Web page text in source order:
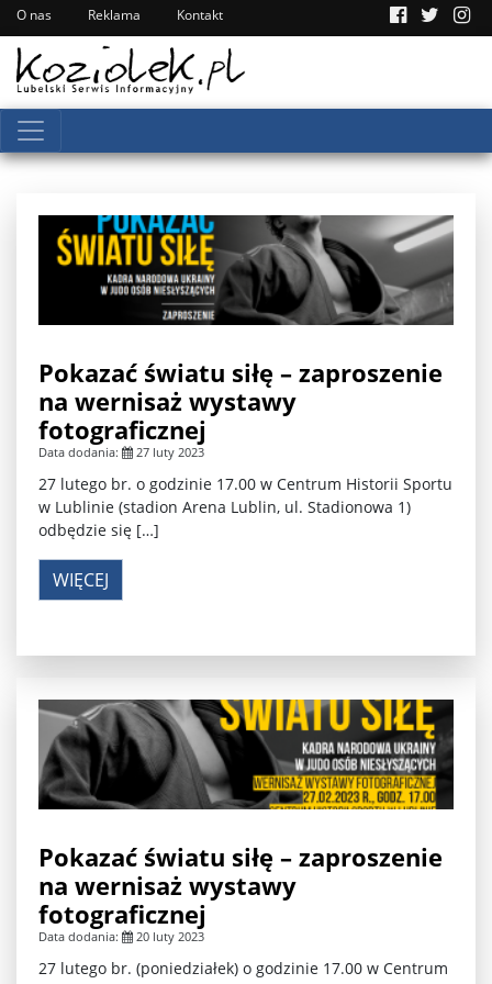
O nas Reklama Kontakt
Pokazać światu siłę – zaproszenie
na wernisaż wystawy
fotograficznej
Data dodania: 27 luty 2023
27 lutego br. o godzinie 17.00 w Centrum Historii Sportu
w Lublinie (stadion Arena Lublin, ul. Stadionowa 1)
odbędzie się […]
WIĘCEJ
Pokazać światu siłę – zaproszenie
na wernisaż wystawy
fotograficznej
Data dodania: 20 luty 2023
27 lutego br. (poniedziałek) o godzinie 17.00 w Centrum